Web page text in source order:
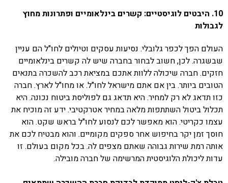
10. היבטים לוגיסטיים: קשרים בינלאומיים ופתרונות מחוץ
לגבולות
העולם הפך לכפר גלובלי. נסיעות עסקים וטיולים לחו"ל הם עניין
שבשגרה. לכן, חשוב לבחור בחברה שיש לה קשרים בינלאומיים
חזקים. חברה שיכולה ללוות אתכם במציאת רכב להשכרה בתנאים
הטובים ביותר. בין אם אתם מישראל לחו"ל. או מחו"ל לארץ. חברה
כזו תדאג לא רק למחיר. היא תדאג גם לפוליסת ביטוח נכונה. היא
תכלול ביטול השתתפות מלאה במחיר אטרקטיבי. ידע זה מוכיח את
עצמו כקריטי. הוא מאפשר לכם לנסוע לחו"ל בראש שקט. הוא
חוסך זמן יקר בחיפוש אחר ספקים מקומיים. והוא מבטיח לכם את
אותה רמת שירות גבוהה שאתם מצפים לה. בכל מקום בעולם. זו
עדות ליכולת הלוגיסטית המרשימה של חברה מובילה.